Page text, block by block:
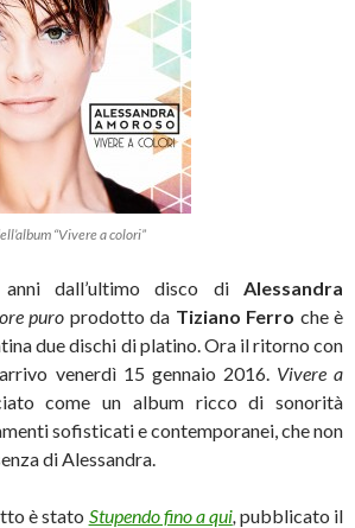
“Vivere a colori”
dall’ultimo disco di Alessandra
puro prodotto da Tiziano Ferro che è
due dischi di platino. Ora il ritorno con
venerdì 15 gennaio 2016. Vivere a
come un album ricco di sonorità
sofisticati e contemporanei, che non
di Alessandra.
è stato Stupendo fino a qui, pubblicato il